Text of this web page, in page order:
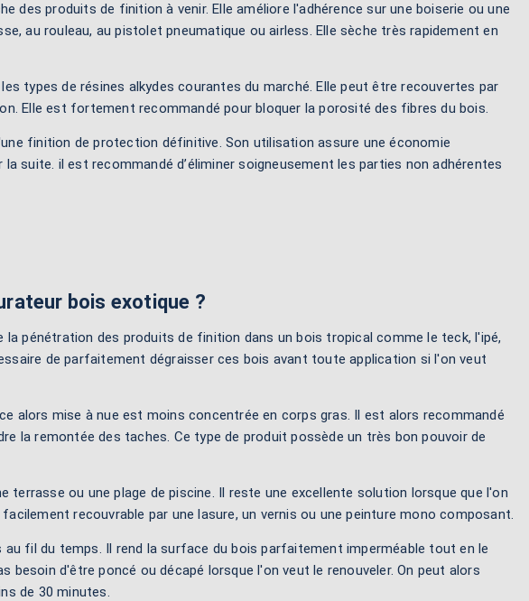
des produits de finition à venir. Elle améliore l'adhérence sur une boiserie ou une
au rouleau, au pistolet pneumatique ou airless. Elle sèche très rapidement en
types de résines alkydes courantes du marché. Elle peut être recouvertes par
Elle est fortement recommandé pour bloquer la porosité des fibres du bois.
finition de protection définitive. Son utilisation assure une économie
suite. il est recommandé d’éliminer soigneusement les parties non adhérentes
bois exotique ?
la pénétration des produits de finition dans un bois tropical comme le teck, l'ipé,
de parfaitement dégraisser ces bois avant toute application si l'on veut
alors mise à nue est moins concentrée en corps gras. Il est alors recommandé
la remontée des taches. Ce type de produit possède un très bon pouvoir de
terrasse ou une plage de piscine. Il reste une excellente solution lorsque que l'on
recouvrable par une lasure, un vernis ou une peinture mono composant.
fil du temps. Il rend la surface du bois parfaitement imperméable tout en le
d'être poncé ou décapé lorsque l'on veut le renouveler. On peut alors
de 30 minutes.